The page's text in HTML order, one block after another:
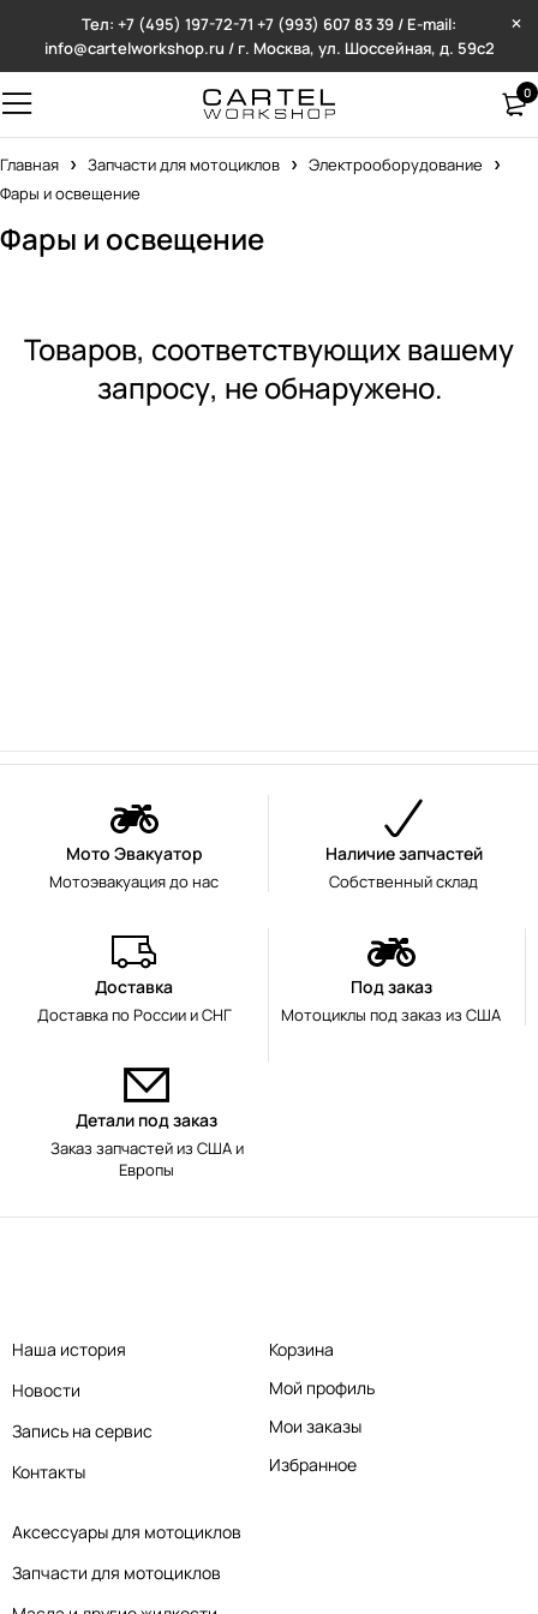
Тел: +7 (495) 197-72-71 +7 (993) 607 83 39 / E-mail:
info@cartelworkshop.ru / г. Москва, ул. Шоссейная, д. 59с2
0
Главная Запчасти для мотоциклов
Электрооборудование
Фары и освещение
Фары и освещение
Товаров, соответствующих вашему
запросу, не обнаружено.
Мото Эвакуатор
Мотоэвакуация до нас
Наличие запчастей
Собственный склад
Доставка
Доставка по России и СНГ
Под заказ
Мотоциклы под заказ из США
Детали под заказ
Заказ запчастей из США и
Европы
Аксессуары для мотоциклов
Запчасти для мотоциклов
Наша история
Новости
Запись на сервис
Контакты
Корзина
Мой профиль
Мои заказы
Избранное